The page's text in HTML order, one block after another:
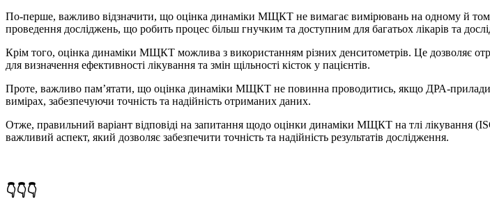
По-перше, важливо відзначити, що оцінка динаміки МЩКТ не вимагає вимірювань на одному й
проведення досліджень, що робить процес більш гнучким та доступним для багатьох лікарів та
Крім того, оцінка динаміки МЩКТ можлива з використанням різних денситометрів. Це дозволяє
для визначення ефективності лікування та змін щільності кісток у пацієнтів.
Проте, важливо пам’ятати, що оцінка динаміки МЩКТ не повинна проводитись, якщо ДРА-прилади
вимірах, забезпечуючи точність та надійність отриманих даних.
Отже, правильний варіант відповіді на запитання щодо оцінки динаміки МЩКТ на тлі лікування
важливий аспект, який дозволяє забезпечити точність та надійність результатів дослідження.
👇👇👇